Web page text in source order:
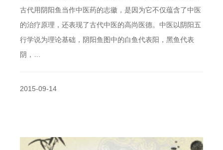
古代用阴阳鱼当作中医药的志徽，是因为它不仅蕴含了中医
的治疗原理，还表现了古代中医的高尚医德。中医以阴阳五
行学说为理论基础，阴阳鱼图中的白鱼代表阳，黑鱼代表
阴，…
2015-09-14